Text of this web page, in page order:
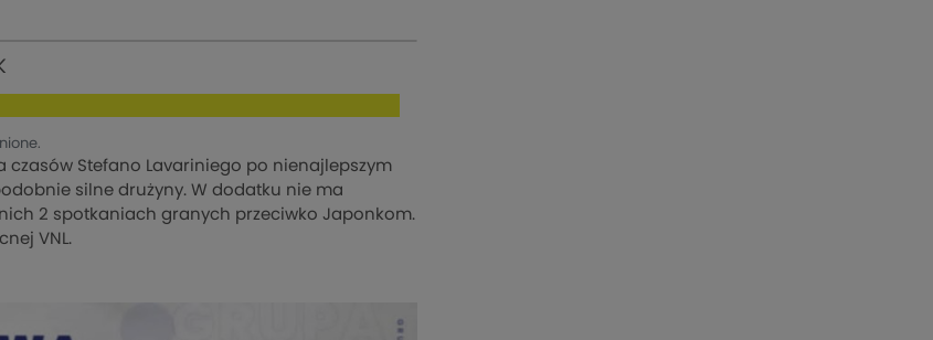
czasów Stefano Lavariniego po nienajlepszym
silne drużyny. W dodatku nie ma
2 spotkaniach granych przeciwko Japonkom.
VNL.